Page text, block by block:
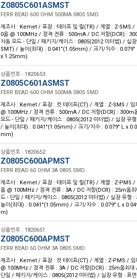
Z0805C601ASMST
FERR BEAD 600 OHM 500MA 0805 SMD
제조사 : Kemet / 포장 : 테이프 및 릴(TR) / 계열 : Z-SMS /
0옴 @ 100MHz / 정격 전류 : 500mA / DC 저항(DCR) :
차동 모드 - 단일 / 패키지/케이스 : 0805(2012 미터법) / 실
SMT) / 높이(최대) : 0.041"(1.05mm) / 크기/치수 :
x 1.25mm)
상품번호 : 1820653
Z0805C601ASMST
FERR BEAD 600 OHM 500MA 0805 SMD
제조사 : Kemet / 포장 : 컷 테이프(CT) / 계열 : Z-SMS / 임
@ 100MHz / 정격 전류 : 500mA / DC 저항(DCR) : 300m
모드 - 단일 / 패키지/케이스 : 0805(2012 미터법) / 실장 유
/ 높이(최대) : 0.041"(1.05mm) / 크기/치수 : 0.079" L x
mm)
상품번호 : 1820652
Z0805C600APMST
FERR BEAD 60 OHM 3A 0805 SMD
제조사 : Kemet / 포장 : 테이프 및 릴(TR) / 계열 : Z-PMS /
옴 @ 100MHz / 정격 전류 : 3A / DC 저항(DCR) : 25m옴최
드 - 단일 / 패키지/케이스 : 0805(2012 미터법) / 실장 유형
높이(최대) : 0.041"(1.05mm) / 크기/치수 : 0.079" L x
m)
상품번호 : 1820651
Z0805C600APMST
FERR BEAD 60 OHM 3A 0805 SMD
제조사 : Kemet / 포장 : 컷 테이프(CT) / 계열 : Z-PMS / 임
@ 100MHz / 정격 전류 : 3A / DC 저항(DCR) : 25m옴최대
단일 / 패키지/케이스 : 0805(2012 미터법) / 실장 유형 : 표